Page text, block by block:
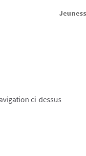
ci-dessus